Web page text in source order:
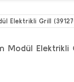
Elektrikli Grill
Modül Elektrikli